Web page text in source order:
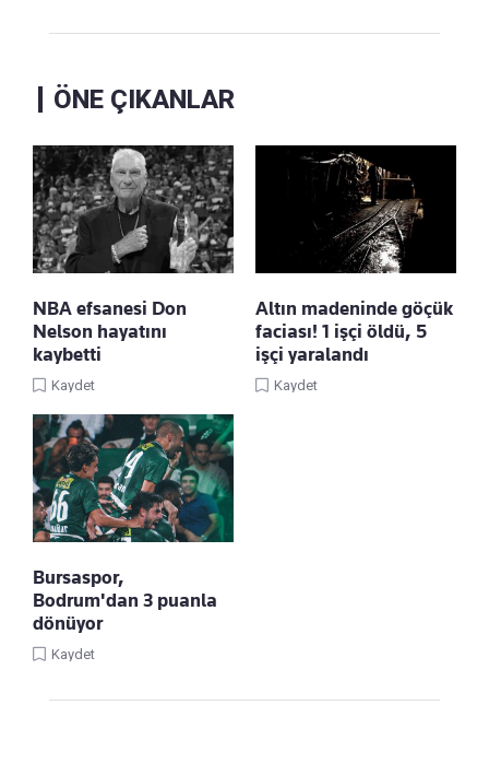
ÖNE ÇIKANLAR
NBA efsanesi Don
Nelson hayatını
kaybetti
Kaydet
Altın madeninde göçük
faciası! 1 işçi öldü, 5
işçi yaralandı
Kaydet
Bursaspor,
Bodrum'dan 3 puanla
dönüyor
Kaydet